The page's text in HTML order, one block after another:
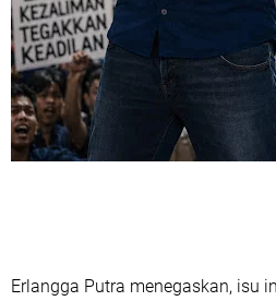
Erlangga Putra menegaskan, isu